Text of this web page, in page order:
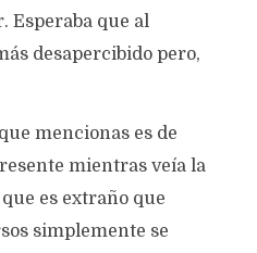
Esperaba que al
desapercibido pero,
mencionas es de
mientras veía la
es extraño que
simplemente se